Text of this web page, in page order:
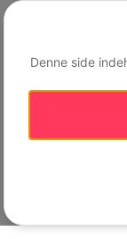
Denne side